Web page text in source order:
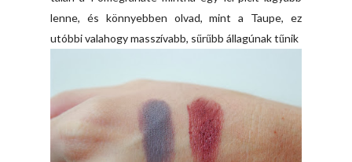
lenne, és könnyebben olvad, mint a Taupe, ez
utóbbi valahogy masszívabb, sűrűbb állagúnak tűnik